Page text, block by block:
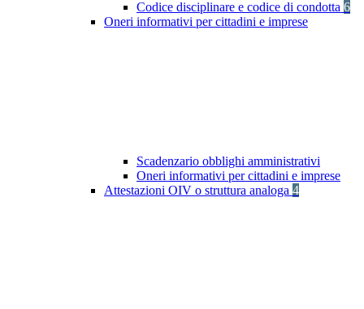
Codice disciplinare e codice di condotta 6
Oneri informativi per cittadini e imprese
Scadenzario obblighi amministrativi
Oneri informativi per cittadini e imprese
Attestazioni OIV o struttura analoga 4